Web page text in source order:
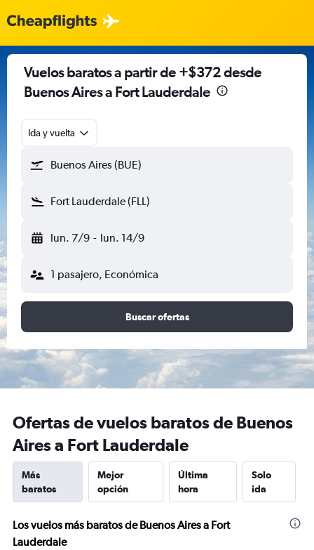
Vuelos baratos a partir de +$372 desde
Buenos Aires a Fort Lauderdale
Ida y vuelta
Buenos Aires (BUE)
Fort Lauderdale (FLL)
lun. 7/9 - lun. 14/9
1 pasajero, Económica
Buscar ofertas
Ofertas de vuelos baratos de Buenos
Aires a Fort Lauderdale
Más
baratos
Mejor
opción
Última
hora
Solo
ida
Los vuelos más baratos de Buenos Aires a Fort
Lauderdale